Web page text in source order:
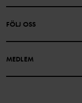
PRESENTKORTSALDO
INTEGRITETSPOLICY
FÖLJ OSS
MEDLEM